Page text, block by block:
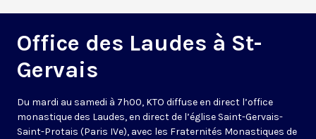
Office des Laudes à St-
Gervais
Du mardi au samedi à 7h00, KTO diffuse en direct l’office
monastique des Laudes, en direct de l’église Saint-Gervais-
Saint-Protais (Paris IVe), avec les Fraternités Monastiques de